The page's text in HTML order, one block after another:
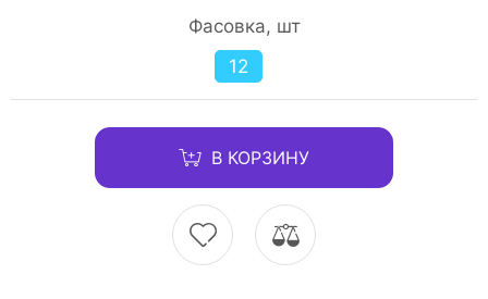
Фасовка, шт
12
В КОРЗИНУ